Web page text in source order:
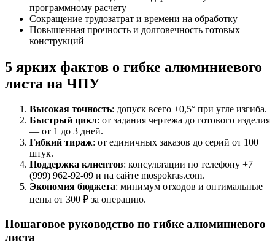
программному расчету
Сокращение трудозатрат и времени на обработку
Повышенная прочность и долговечность готовых
конструкций
5 ярких фактов о гибке алюминиевого
листа на ЧПУ
Высокая точность: допуск всего ±0,5° при угле изгиба.
Быстрый цикл: от задания чертежа до готового изделия
— от 1 до 3 дней.
Гибкий тираж: от единичных заказов до серий от 100
штук.
Поддержка клиентов: консультации по телефону +7
(999) 962-92-09 и на сайте mospokras.com.
Экономия бюджета: минимум отходов и оптимальные
цены от 300 ₽ за операцию.
Пошаговое руководство по гибке алюминиевого
листа